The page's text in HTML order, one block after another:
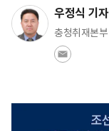
우정식 기자
충청취재본부